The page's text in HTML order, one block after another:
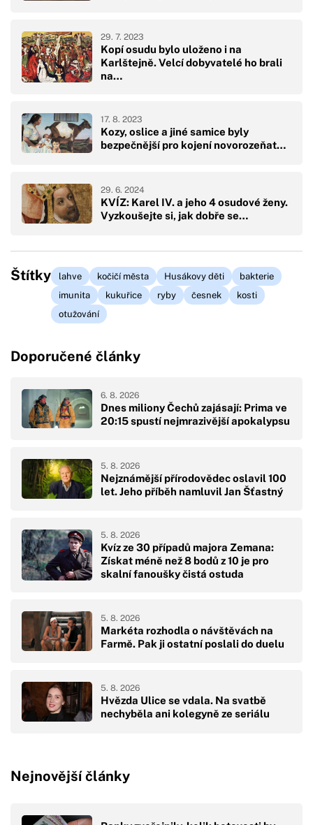
Kopí osudu bylo uloženo i na
Karlštejně. Velcí dobyvatelé ho brali
na…
29. 7. 2023
Kozy, oslice a jiné samice byly
bezpečnější pro kojení novorozeňat…
17. 8. 2023
KVÍZ: Karel IV. a jeho 4 osudové ženy.
Vyzkoušejte si, jak dobře se…
29. 6. 2024
Štítky lahve kočičí města Husákovy děti
bakterie
imunita
kukuřice ryby česnek
kosti
otužování
Doporučené články
Dnes miliony Čechů zajásají: Prima ve
20:15 spustí nejmrazivější apokalypsu
6. 8. 2026
Nejznámější přírodovědec oslavil 100
let. Jeho příběh namluvil Jan Šťastný
5. 8. 2026
Kvíz ze 30 případů majora Zemana:
Získat méně než 8 bodů z 10 je pro
skalní fanoušky čistá ostuda
5. 8. 2026
Markéta rozhodla o návštěvách na
Farmě. Pak ji ostatní poslali do duelu
5. 8. 2026
Hvězda Ulice se vdala. Na svatbě
nechyběla ani kolegyně ze seriálu
5. 8. 2026
Nejnovější články